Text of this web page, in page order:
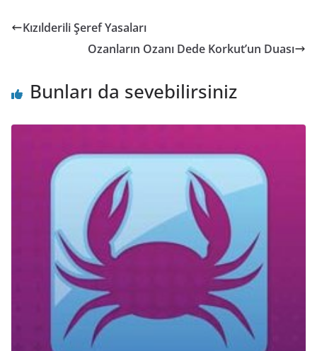
Kızılderili Şeref Yasaları
Ozanların Ozanı Dede Korkut’un Duası
Bunları da sevebilirsiniz